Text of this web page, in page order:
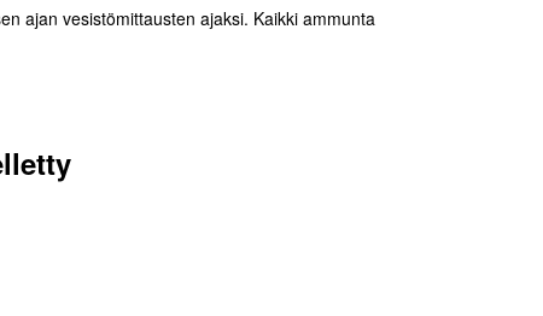
ajan vesistömittausten ajaksi. Kaikki ammunta